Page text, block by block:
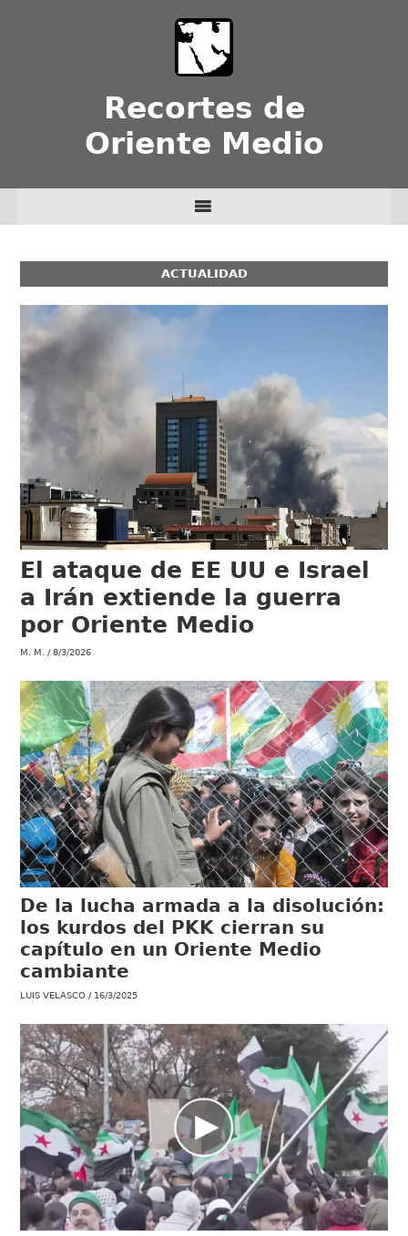
Recortes de
Oriente Medio
ACTUALIDAD
El ataque de EE UU e Israel
a Irán extiende la guerra
por Oriente Medio
M. M. 8/3/2026
De la lucha armada a la disolución:
los kurdos del PKK cierran su
capítulo en un Oriente Medio
cambiante
LUIS VELASCO 16/3/2025